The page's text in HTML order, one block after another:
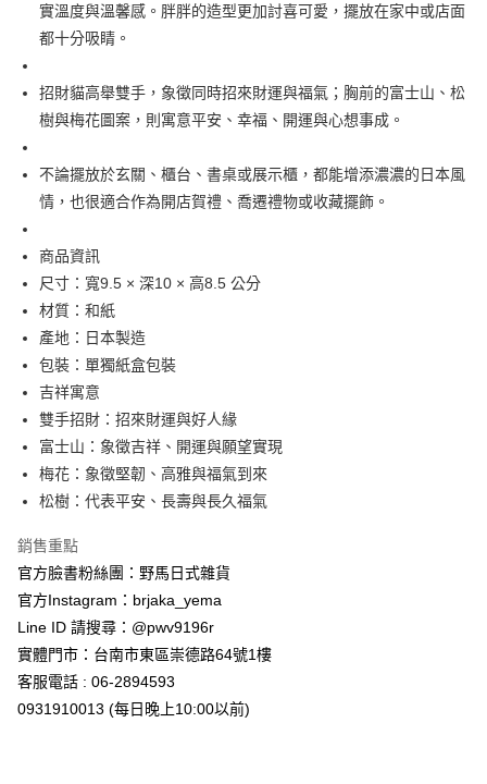
玉山商業銀行
星展（台灣）商業銀行
台新國際商業銀行
Google Pay
運送方式
全家取貨付款
每筆NT$65，滿NT$999(含以上)免運費
每筆NT$65，滿NT$999(含以上)免運費
7-11取貨付款
每筆NT$65，滿NT$999(含以上)免運費
付款後7-11取貨
宅配
每筆NT$100，滿NT$999(含以上)免運費
實溫度與溫馨感。胖胖的造型更加討喜可愛，擺放在家中或店面
都十分吸睛。
招財貓高舉雙手，象徵同時招來財運與福氣；胸前的富士山、松
樹與梅花圖案，則寓意平安、幸福、開運與心想事成。
不論擺放於玄關、櫃台、書桌或展示櫃，都能增添濃濃的日本風
情，也很適合作為開店賀禮、喬遷禮物或收藏擺飾。
商品資訊
尺寸：寬9.5 × 深10 × 高8.5 公分
材質：和紙
產地：日本製造
包裝：單獨紙盒包裝
吉祥寓意
雙手招財：招來財運與好人緣
富士山：象徵吉祥、開運與願望實現
梅花：象徵堅韌、高雅與福氣到來
松樹：代表平安、長壽與長久福氣
銷售重點
官方臉書粉絲團：野馬日式雜貨
官方Instagram：brjaka_yema
Line ID 請搜尋：@pwv9196r
實體門市：台南市東區崇德路64號1樓
客服電話 : 06-2894593
0931910013 (每日晚上10:00以前)